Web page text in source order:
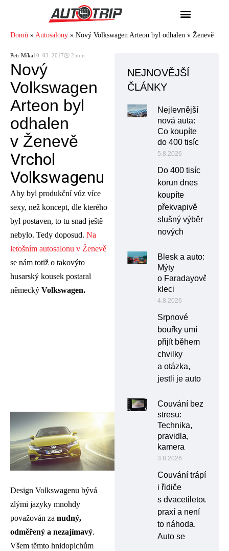
Domů » Autosalony » Nový Volkswagen Arteon byl odhalen v Ženevě
Petr Míka10. 03. 2017🕓 2 min
Nový
Volkswagen
Arteon byl
odhalen
v Ženevě
Vrchol
Volkswagenu
Aby byl produkční vůz více
sexy, než koncept, dle kterého
byl postaven, to tu snad ještě
nebylo. Tedy doposud. Na
letošním autosalonu v Ženevě
se nám totiž o takovýto
husarský kousek postaral
německý Volkswagen.
Design Volkswagenu bývá
zlými jazyky mnohdy
považován za nudný,
odměřený a nezajímavý.
Všem těmto hnidopichům
NEJNOVĚJŠÍ
ČLÁNKY
Nejlevnější
nová auta:
Co koupíte
do 400 tisíc
5.8.2026
Do 400 tisíc
korun dnes
koupíte
překvapivě
slušný výběr
nových
Blesk a auto:
Mýty
o Faradayově
kleci
4.8.2026
Srpnové
bouřky umí
přijít během
chvilky
a otázka,
jestli je auto
Couvání bez
stresu:
Technika,
pravidla,
kamera
3.8.2026
Couvání trápí
i řidiče
s dvacetiletou
praxí a není
to náhoda.
Auto se